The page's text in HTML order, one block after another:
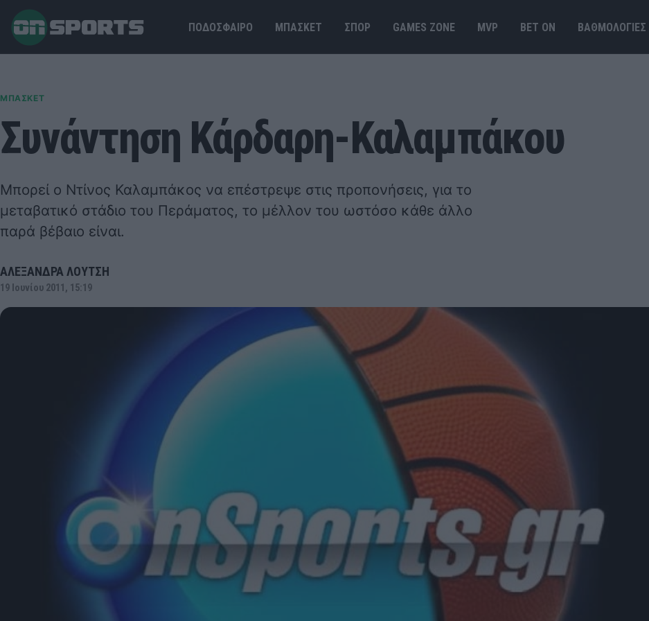
ΠΟΔΟΣΦΑΙΡΟ ΜΠΑΣΚΕΤ ΣΠΟΡ GAMES ΖΟΝΕ MVP BET ΟΝ ΒΑΘΜΟΛΟΓΙΕΣ
ΜΠΑΣΚΕΤ
Συνάντηση Κάρδαρη-Καλαμπάκου
Μπορεί ο Ντίνος Καλαμπάκος να επέστρεψε στις προπονήσεις, για το
μεταβατικό στάδιο του Περάματος, το μέλλον του ωστόσο κάθε άλλο
παρά βέβαιο είναι.
ΑΛΕΞΑΝΔΡΑ ΛΟΥΤΣΗ
19 Ιουνίου 2011, 15:19